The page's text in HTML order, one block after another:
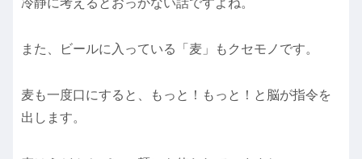
冷静に考えるとおっかない話ですよね。
また、ビールに入っている「麦」もクセモノです。
麦も一度口にすると、もっと！もっと！と脳が指令を
出します。